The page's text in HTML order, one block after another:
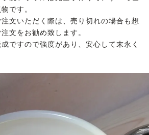
です。
文いただく際は、売り切れの場合も想
文をお勧め致します。
ですので強度があり、安心して末永く